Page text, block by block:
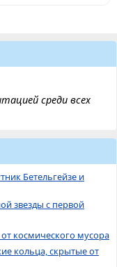
среди всех
Бетельгейзе и
звезды с первой
космического мусора
кольца, скрытые от